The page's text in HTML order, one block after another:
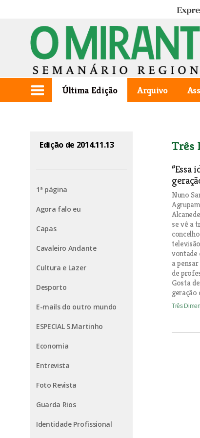
Última Edição Arquivo
Edição de 2014.11.13
1ª página
Agora falo eu
Capas
Cavaleiro Andante
Cultura e Lazer
Desporto
E-mails do outro mundo
ESPECIAL S.Martinho
Economia
Entrevista
Foto Revista
Guarda Rios
Identidade Profissional
Três
“Essa
Nuno
se vê a
vontade
a
de
Gosta
geração
Três